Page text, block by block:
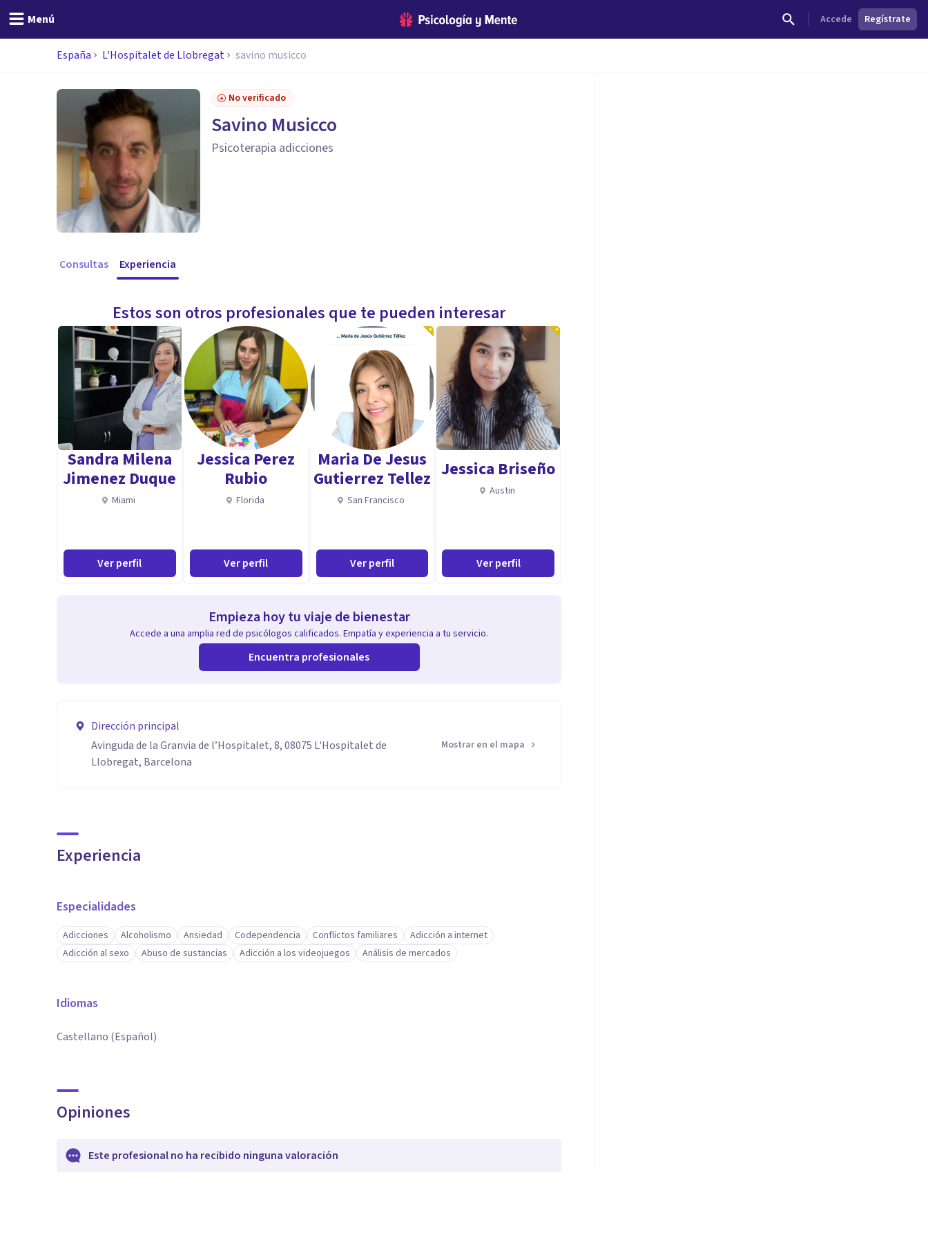
Menú Accede Regístrate
España L'Hospitalet de Llobregat savino musicco
No verificado
Savino Musicco
Psicoterapia adicciones
Consultas Experiencia
Estos son otros profesionales que te pueden interesar
Sandra Milena
Jimenez Duque
Miami
Ver perfil
Jessica Perez
Rubio
Florida
Ver perfil
Maria De Jesus
Gutierrez Tellez
San Francisco
Ver perfil
Jessica Briseño
Austin
Ver perfil
Empieza hoy tu viaje de bienestar
Accede a una amplia red de psicólogos calificados. Empatía y experiencia a tu servicio.
Encuentra profesionales
Dirección principal
Avinguda de la Granvia de l’Hospitalet, 8, 08075 L'Hospitalet de
Llobregat, Barcelona
Mostrar en el mapa
Experiencia
Especialidades
Adicciones Alcoholismo Ansiedad Codependencia Conflictos familiares
Adicción a internet
Adicción al sexo
Abuso de sustancias Adicción a los videojuegos Análisis de mercados
Idiomas
Castellano (Español)
Opiniones
Este profesional no ha recibido ninguna valoración